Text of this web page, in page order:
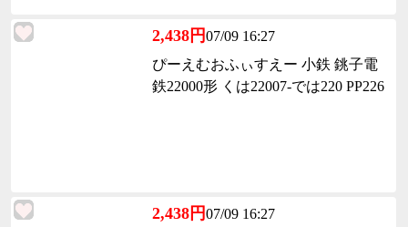
2,438円07/09 16:27
ぴーえむおふぃすえー 小鉄 銚子電
鉄22000形 くは22007-では220 PP226
2,438円07/09 16:27